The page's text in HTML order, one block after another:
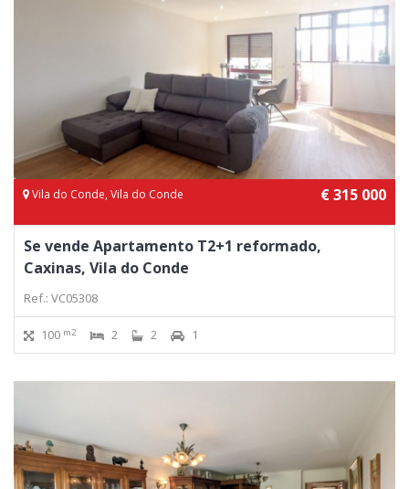
Vila do Conde, Vila do Conde € 315 000
Se vende Apartamento T2+1 reformado,
Caxinas, Vila do Conde
Ref.: VC05308
100 m2 2 2 1